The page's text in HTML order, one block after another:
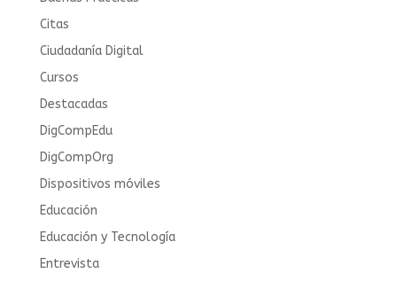
Citas
Ciudadanía Digital
Cursos
Destacadas
DigCompEdu
DigCompOrg
Dispositivos móviles
Educación
Educación y Tecnología
Entrevista